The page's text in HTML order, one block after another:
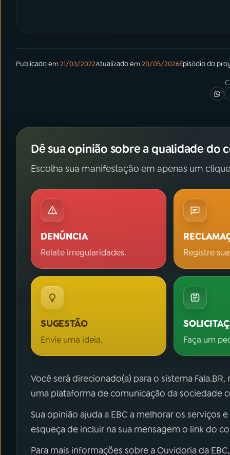
Publicado em21/03/2022Atualizado em20/05/2026Episódiodo
Dê sua opinião sobre a qualidade do
Escolha sua manifestação em apenas um
DENÚNCIA
Relate irregularidades. Registre
SUGESTÃO
Envie uma ideia. Faça um
Você será direcionado(a) para o sistema
uma plataforma de comunicação da sociedade
Sua opinião ajuda a EBC a melhorar os
esqueça de incluir na sua mensagem o link do
Para mais informações sobre a Ouvidoria da